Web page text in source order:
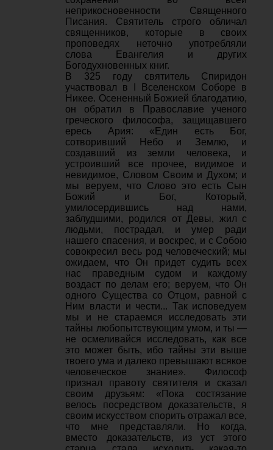
неприкосновенности Священного
Писания. Святитель строго обличал
священников, которые в своих
проповедях неточно употребляли
слова Евангелия и других
Богодухновенных книг.
В 325 году святитель Спиридон
участвовал в I Вселенском Соборе в
Никее. Осененный Божией благодатию,
он обратил в Православие ученого
греческого философа, защищавшего
ересь Ария: «Един есть Бог,
сотворивший Небо и Землю, и
создавший из земли человека, и
устроивший все прочее, видимое и
невидимое, Словом Своим и Духом; и
мы веруем, что Слово это есть Сын
Божий и Бог, Который,
умилосердившись над нами,
заблудшими, родился от Девы, жил с
людьми, пострадал, и умер ради
нашего спасения, и воскрес, и с Собою
совокресил весь род человеческий; мы
ожидаем, что Он придет судить всех
нас праведным судом и каждому
воздаст по делам его; веруем, что Он
одного Существа со Отцом, равной с
Ним власти и чести... Так исповедуем
мы и не стараемся исследовать эти
тайны любопытствующим умом, и ты —
не осмеливайся исследовать, как все
это может быть, ибо тайны эти выше
твоего ума и далеко превышают всякое
человеческое знание». Философ
признал правоту святителя и сказал
своим друзьям: «Пока состязание
велось посредством доказательств, я
своим искусством спорить отражал все,
что мне представляли. Но когда,
вместо доказательств, из уст этого